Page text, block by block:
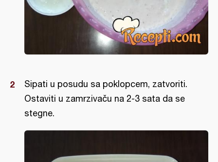
Sipati u posudu sa poklopcem, zatvoriti.
Ostaviti u zamrzivaču na 2-3 sata da se
stegne.